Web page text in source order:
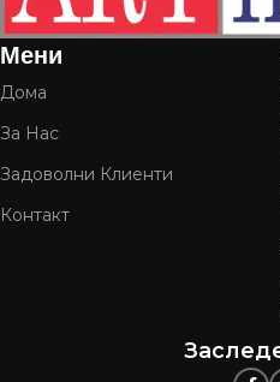
Мени
Дома
За Нас
Задоволни Клиенти
Контакт